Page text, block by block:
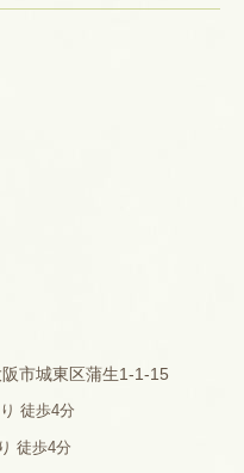
市城東区蒲生1-1-15
徒歩4分
徒歩4分